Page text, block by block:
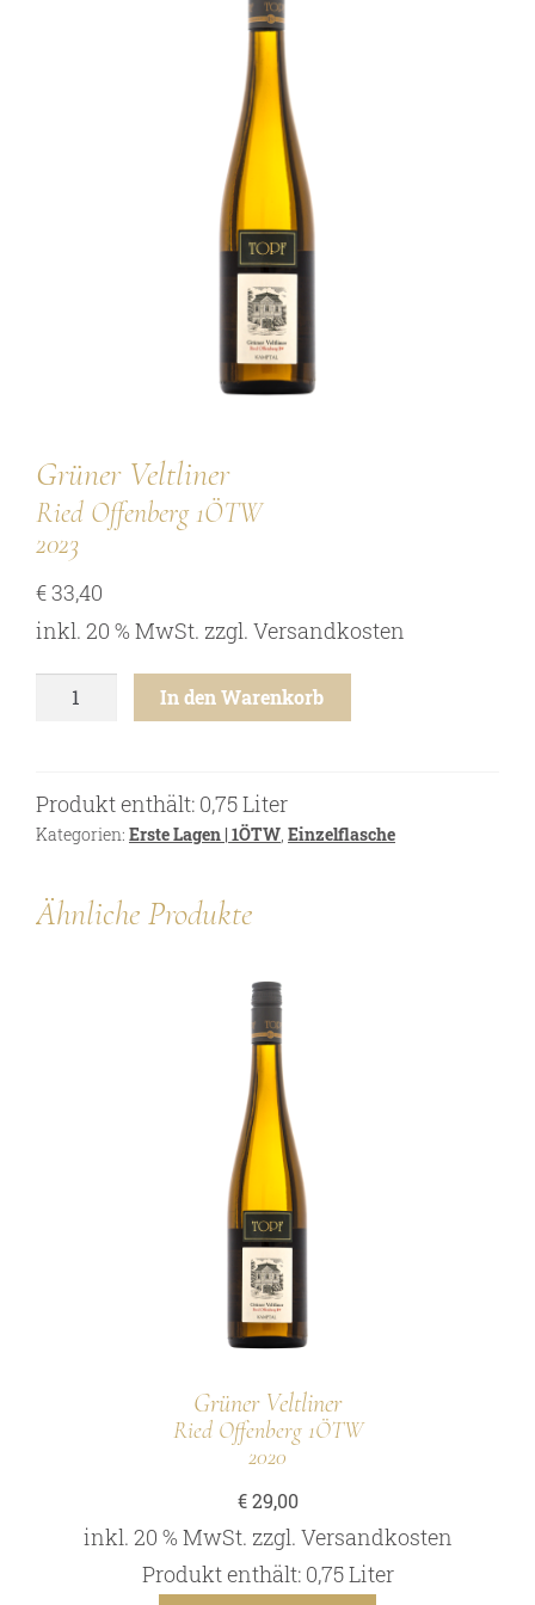
Persönlichkeiten
Weine
Guts- und Gebietsweine
Ortsweine
Lagenweine
Erste Lagen
Schaumweine
Säfte & Spirituosen
Service
Ausgezeichnetes
Aktuelles
Newsletter
Datenschutz
Grüner Veltliner
Ried Offenberg 1ÖTW
2023
€33,40
inkl. 20 % MwSt. zzgl. Versandkosten
Grüner
Veltliner
1ÖTW
-
In den Warenkorb
Produkt enthält: 0,75Liter
Kategorien: Erste Lagen | 1ÖTW, Einzelflasche
Ähnliche Produkte
Grüner Veltliner
Ried Offenberg 1ÖTW
2020
€29,00
inkl. 20 % MwSt. zzgl. Versandkosten
Produkt enthält: 0,75Liter